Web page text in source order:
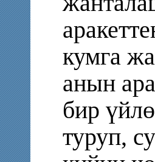
кумга
анын
бир
туруп,